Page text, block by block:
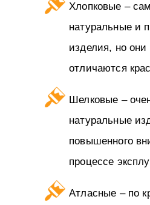
Хлопковые –
натуральные и
изделия, но
отличаются
Шелковые –
натуральные
повышенного
процессе
Атласные – по